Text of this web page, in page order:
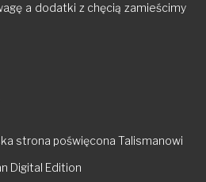
a dodatki z chęcią zamieścimy
strona poświęcona Talismanowi
Digital Edition